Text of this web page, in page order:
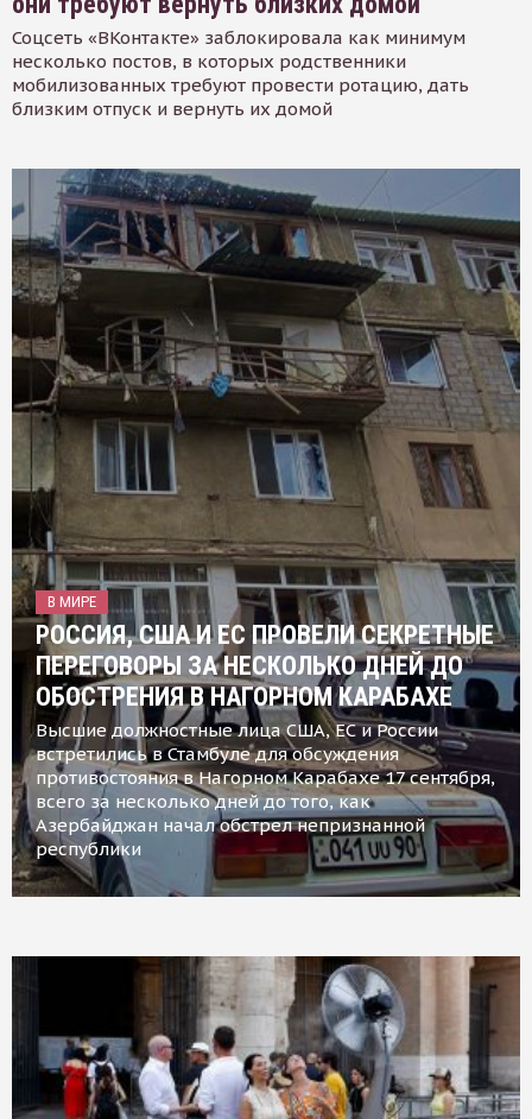
Соцсеть «ВКонтакте» заблокировала как минимум
несколько постов, в которых родственники
мобилизованных требуют провести ротацию, дать
близким отпуск и вернуть их домой
В МИРЕ
РОССИЯ, США И ЕС ПРОВЕЛИ СЕКРЕТНЫЕ
ПЕРЕГОВОРЫ ЗА НЕСКОЛЬКО ДНЕЙ ДО
ОБОСТРЕНИЯ В НАГОРНОМ КАРАБАХЕ
Высшие должностные лица США, ЕС и России
встретились в Стамбуле для обсуждения
противостояния в Нагорном Карабахе 17 сентября,
всего за несколько дней до того, как
Азербайджан начал обстрел непризнанной
республики